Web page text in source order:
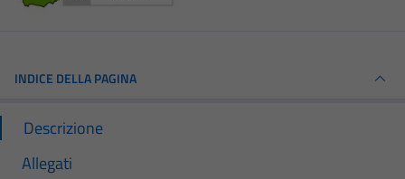
INDICE DELLA PAGINA
Descrizione
Allegati